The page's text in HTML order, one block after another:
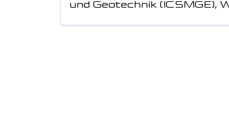
und Geotechnik (ICSMGE),